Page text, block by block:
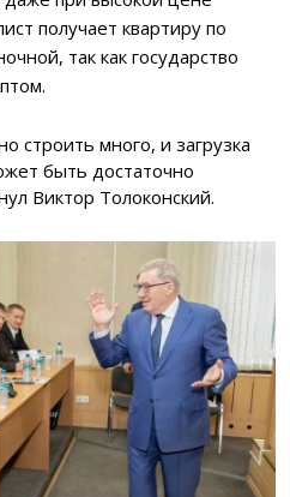
получает квартиру по
так как государство
строить много, и загрузка
быть достаточно
Виктор Толоконский.